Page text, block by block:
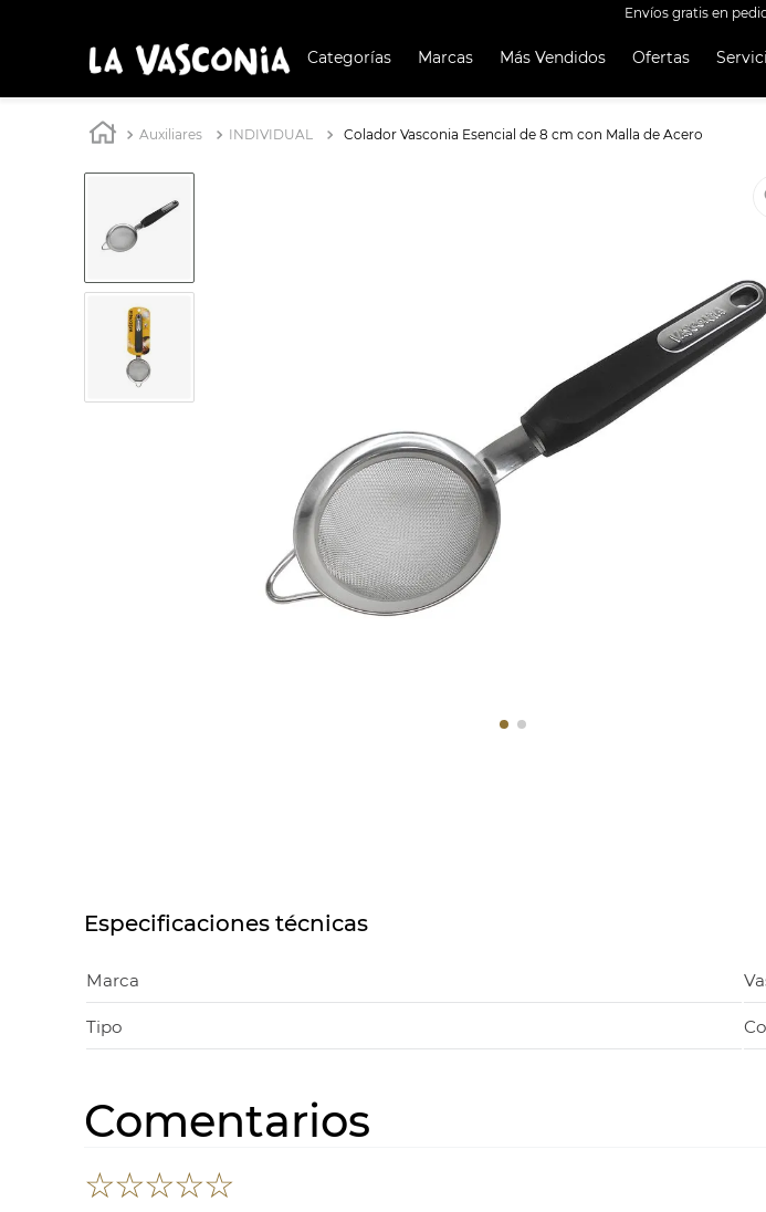
Envíos gratis en
Categorías Marcas Más Vendidos Ofertas
Auxiliares INDIVIDUAL Colador Vasconia Esencial de 8 cm con Malla de Acero
Especificaciones técnicas
Marca
Tipo
Comentarios
☆☆☆☆☆
TÉRMINOS MÁS
VAPORERAS
BATERÍA
9. ACERO INOXIDABLE
10. COMAL